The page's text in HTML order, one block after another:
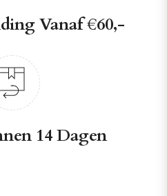
Vanaf €60,-
14 Dagen